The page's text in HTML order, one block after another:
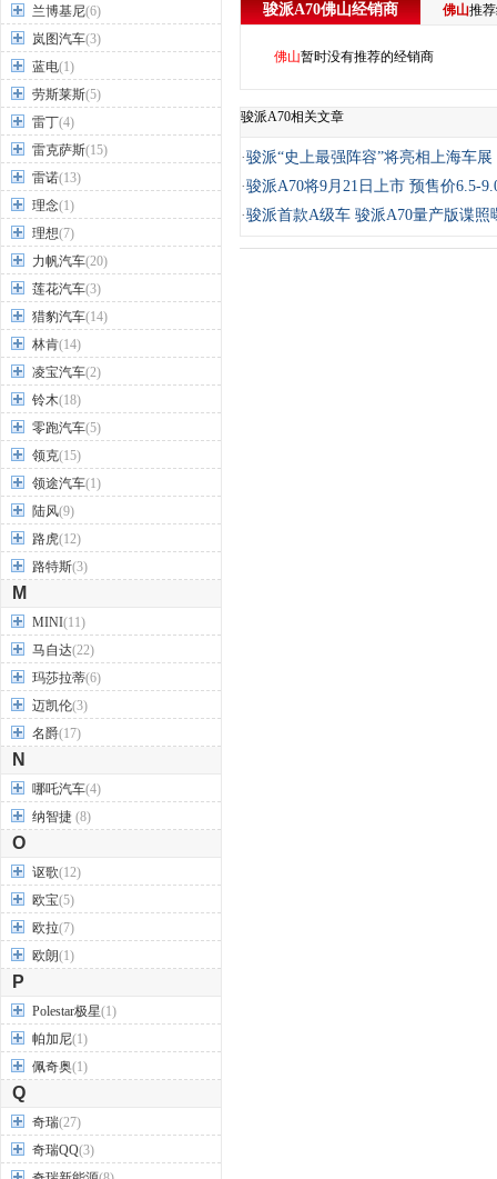
兰博基尼(6)
岚图汽车(3)
蓝电(1)
劳斯莱斯(5)
雷丁(4)
雷克萨斯(15)
雷诺(13)
理念(1)
理想(7)
力帆汽车(20)
莲花汽车(3)
猎豹汽车(14)
林肯(14)
凌宝汽车(2)
铃木(18)
零跑汽车(5)
领克(15)
领途汽车(1)
陆风(9)
路虎(12)
路特斯(3)
M
MINI(11)
马自达(22)
玛莎拉蒂(6)
迈凯伦(3)
名爵(17)
N
哪吒汽车(4)
纳智捷 (8)
O
讴歌(12)
欧宝(5)
欧拉(7)
欧朗(1)
P
Polestar极星(1)
帕加尼(1)
佩奇奥(1)
Q
奇瑞(27)
奇瑞QQ(3)
骏派A70佛山经销商 佛山推
佛山暂时没有推荐的经销商
骏派A70相关文章
·骏派“史上最强阵容”将亮相上海车
·骏派A70将9月21日上市 预售价6.5-
·骏派首款A级车 骏派A70量产版谍照